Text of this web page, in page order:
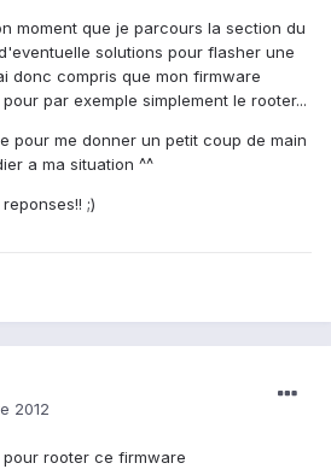
moment que je parcours la section du
solutions pour flasher une
donc compris que mon firmware
par exemple simplement le rooter...
pour me donner un petit coup de main
a ma situation ^^
;)
2012
rooter ce firmware